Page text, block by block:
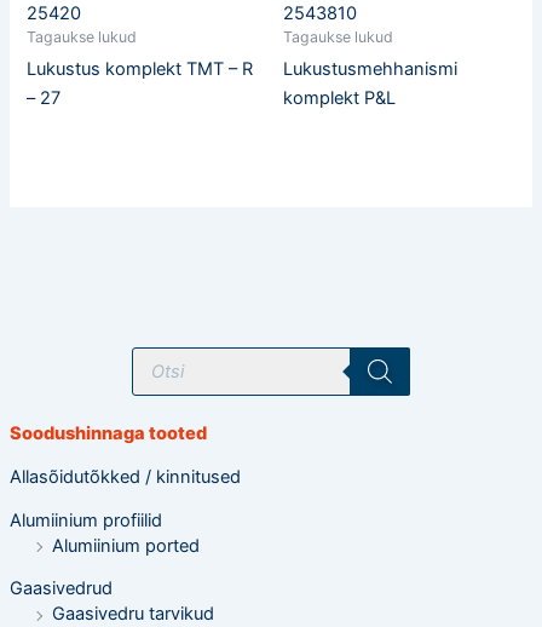
T
o
t
o
t
i
n
g
Soodushinnaga tooted
Allasõidutõkked / kinnitused
Alumiinium profiilid
Alumiinium ported
Gaasivedrud
Gaasivedru tarvikud
25420
Tagaukse lukud
Lukustus komplekt TMT – R
– 27
2543810
Tagaukse lukud
Lukustusmehhanismi
komplekt P&L